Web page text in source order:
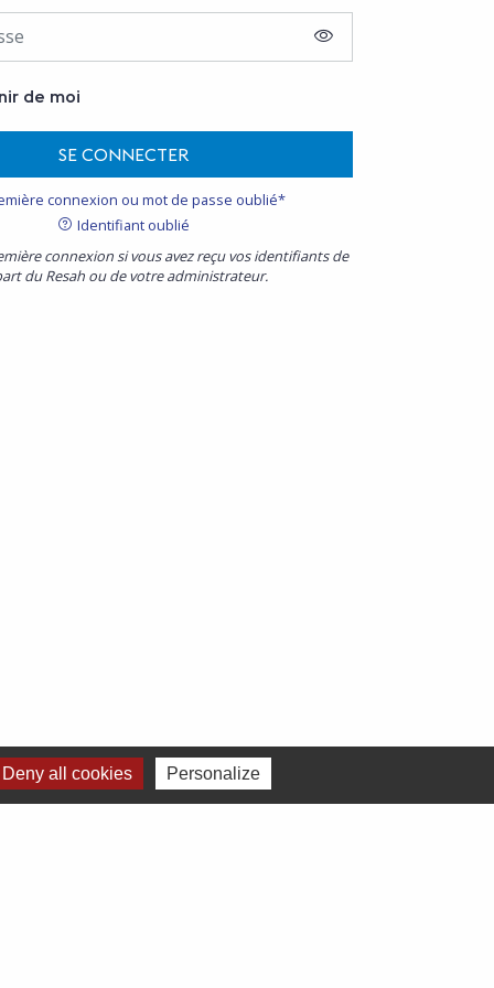
AFFICHER LE MOT
de moi
SE CONNECTER
connexion ou mot de passe oublié*
Identifiant oublié
connexion si vous avez reçu vos identifiants de
du Resah ou de votre administrateur.
Deny all cookies Personalize